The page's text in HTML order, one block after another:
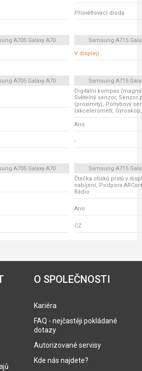
Přisvětlovací dioda
A705 Galaxy A70
Samsung A715
V displeji
A705 Galaxy A70 Samsung A715
Digitální kompas
Světelný senzor, Senzor
(proximity), Pohybový
(akcelerometr,
Ano
-
A705 Galaxy A70 Samsung A715
Čtečka otisků prstů v
nabíjení, Podpora
Rádio
Ano
CZ
O SPOLEČNOSTI
Kariéra
FAQ - nejčastěji pokládané
dotazy
Autorizované servisy
Kde nás najdete?